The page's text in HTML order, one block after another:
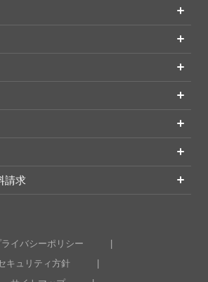
請求
ライバシーポリシー
キュリティ方針